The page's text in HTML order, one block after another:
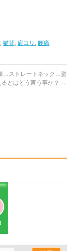
,猫背, 肩コリ , 腰痛
…ストレートネック…姿
とはどう言う事か？ →